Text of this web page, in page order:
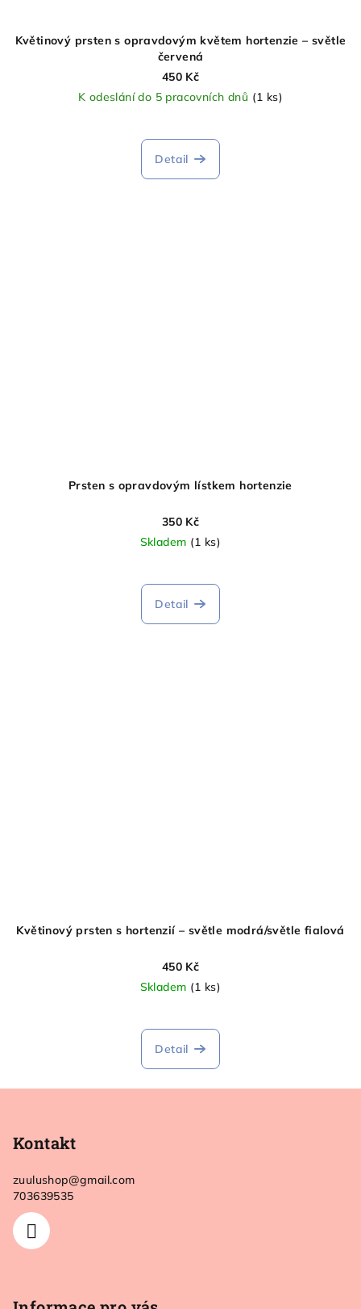
Květinový prsten s opravdovým květem hortenzie – světle
červená
450 Kč
K odeslání do 5 pracovních dnů (1 ks)
Detail
Prsten s opravdovým lístkem hortenzie
350 Kč
Skladem (1 ks)
Detail
Květinový prsten s hortenzií – světle modrá/světle fialová
450 Kč
Skladem (1 ks)
Detail
Kontakt
zuulushop@gmail.com
703639535